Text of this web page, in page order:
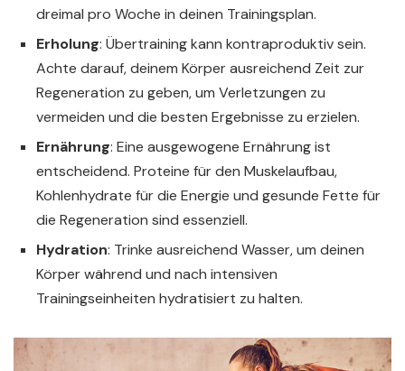
dreimal pro Woche in deinen Trainingsplan.
Erholung: Übertraining kann kontraproduktiv sein.
Achte darauf, deinem Körper ausreichend Zeit zur
Regeneration zu geben, um Verletzungen zu
vermeiden und die besten Ergebnisse zu erzielen.
Ernährung: Eine ausgewogene Ernährung ist
entscheidend. Proteine für den Muskelaufbau,
Kohlenhydrate für die Energie und gesunde Fette für
die Regeneration sind essenziell.
Hydration: Trinke ausreichend Wasser, um deinen
Körper während und nach intensiven
Trainingseinheiten hydratisiert zu halten.